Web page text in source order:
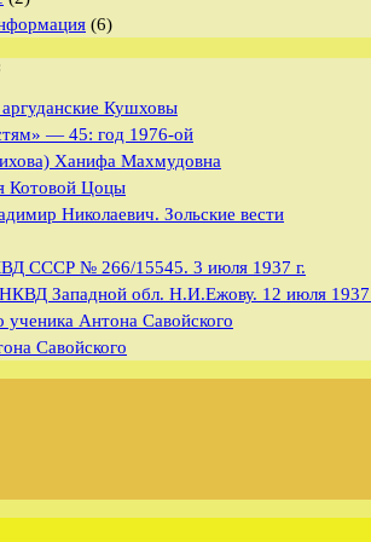
(6)
Кушховы
— 45: год 1976-ой
Ханифа Махмудовна
Котовой Цоцы
Николаевич. Зольские вести
СССР № 266/15545. 3 июля 1937 г.
Западной обл. Н.И.Ежову. 12 июля 1937
ученика Антона Савойского
Савойского